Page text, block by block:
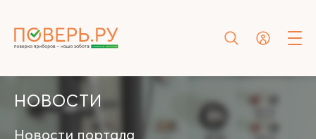
НОВОСТИ
Новости портала